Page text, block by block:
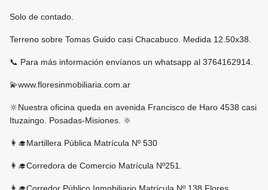
Solo de contado.
Terreno sobre Tomas Guido casi Chacabuco. Medida 12.50x38.
📞 Para más información envíanos un whatsapp al 3764162914.
💫www.floresinmobiliaria.com.ar
🔆Nuestra oficina queda en avenida Francisco de Haro 4538 casi
Ituzaingo. Posadas-Misiones. 🔆
👩‍🎓Martillera Pública Matrícula Nº 530
👩‍🎓Corredora de Comercio Matrícula Nº251.